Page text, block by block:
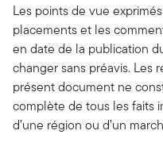
Les points de vue
placements et les
en date de la publication
changer sans préavis. Les
présent document ne
complète de tous les faits
d’une région ou d’un